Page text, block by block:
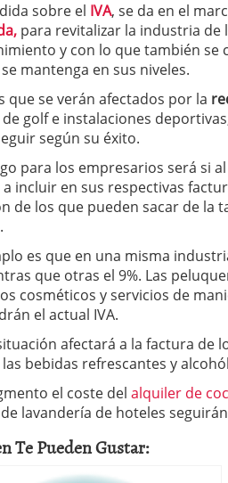
sobre el IVA, se da en el
para revitalizar la industria de
y con lo que también se
mantenga en sus niveles.
que se verán afectados por la
golf e instalaciones
según su éxito.
para los empresarios será si
incluir en sus respectivas
de los que pueden sacar de la
es que en una misma
que otras el 9%. Las
cosméticos y servicios de
el actual IVA.
afectará a la factura de
bebidas refrescantes y
el coste del alquiler de
lavandería de hoteles seguirán
Te Pueden Gustar: